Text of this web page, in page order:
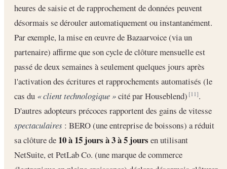
heures de saisie et de rapprochement de données peuvent
désormais se dérouler automatiquement ou instantanément.
Par exemple, la mise en œuvre de Bazaarvoice (via un
partenaire) affirme que son cycle de clôture mensuelle est
passé de deux semaines à seulement quelques jours après
l'activation des écritures et rapprochements automatisés (le
cas du « client technologique »cité par Houseblend)[11].
D'autres adopteurs précoces rapportent des gains de vitesse
spectaculaires : BERO (une entreprise de boissons) a réduit
sa clôture de 10 à 15 jours à 3 à 5 jours en utilisant
NetSuite, et PetLab Co. (une marque de commerce